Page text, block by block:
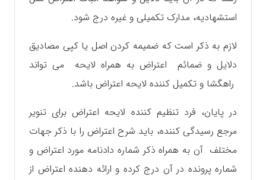
استشهادیه، مدارک تکمیلی و غیره درج شود.
لازم به ذکر است که ضمیمه کردن اصل یا کپی مصادیق
دلایل و ضمائم اعتراض به همراه لایحه می تواند
راهگشا و تکمیل کننده لایحه اعتراض باشد.
در پایان، فرد تنظیم کننده لایحه اعتراض برای تنویر
مرجع رسیدگی کننده، باید شرح اعتراض را با ذکر جهات
مختلف آن به همراه ذکر شماره دادنامه مورد اعتراض و
شماره پرونده در آن درج کرده و ارائه دهنده اعتراض از